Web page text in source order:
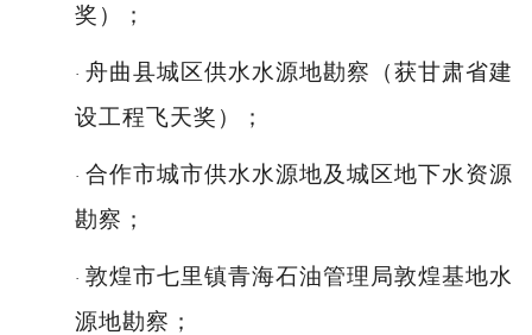
奖）；
· 舟曲县城区供水水源地勘察（获甘肃省建
设工程飞天奖）；
· 合作市城市供水水源地及城区地下水资源
勘察；
· 敦煌市七里镇青海石油管理局敦煌基地水
源地勘察；